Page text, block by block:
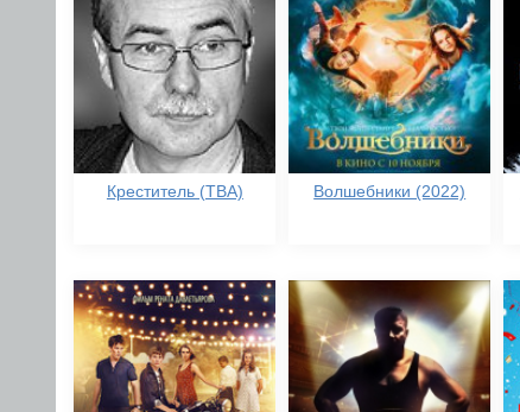
Креститель (TBA) Волшебники (2022)